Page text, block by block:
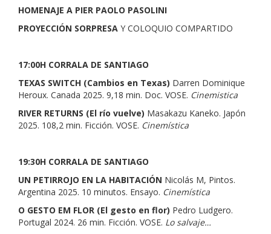
HOMENAJE A PIER PAOLO PASOLINI
PROYECCIÓN SORPRESA Y COLOQUIO COMPARTIDO
17:00H CORRALA DE SANTIAGO
TEXAS SWITCH (Cambios en Texas) Darren Dominique
Heroux. Canada 2025. 9,18 min. Doc. VOSE. Cinemistica
RIVER RETURNS (El río vuelve) Masakazu Kaneko. Japón
2025. 108,2 min. Ficción. VOSE. Cinemística
19:30H CORRALA DE SANTIAGO
UN PETIRROJO EN LA HABITACIÓN Nicolás M, Pintos.
Argentina 2025. 10 minutos. Ensayo. Cinemística
O GESTO EM FLOR (El gesto en flor) Pedro Ludgero.
Portugal 2024. 26 min. Ficción. VOSE. Lo salvaje…